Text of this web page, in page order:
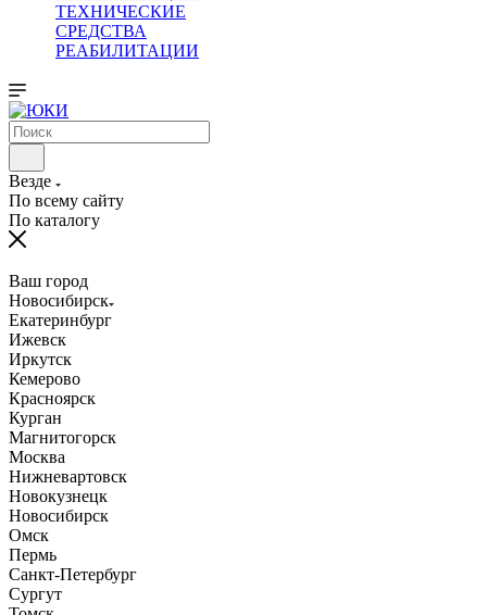
ТЕХНИЧЕСКИЕ
СРЕДСТВА
РЕАБИЛИТАЦИИ
Везде
По всему сайту
По каталогу
Ваш город
Новосибирск
Екатеринбург
Ижевск
Иркутск
Кемерово
Красноярск
Курган
Магнитогорск
Москва
Нижневартовск
Новокузнецк
Новосибирск
Омск
Пермь
Санкт-Петербург
Сургут